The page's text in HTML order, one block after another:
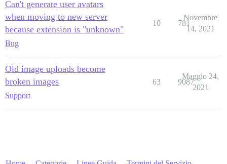
Can't generate user avatars
when moving to new server
because extension is "unknown"
Bug
10 781
Novembre
14, 2021
Old image uploads become
broken images
Support
63 9087
Maggio 24,
2021